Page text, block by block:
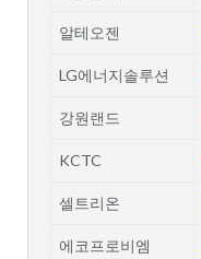
알테오젠
LG에너지솔루션
강원랜드
KCTC
셀트리온
에코프로비엠